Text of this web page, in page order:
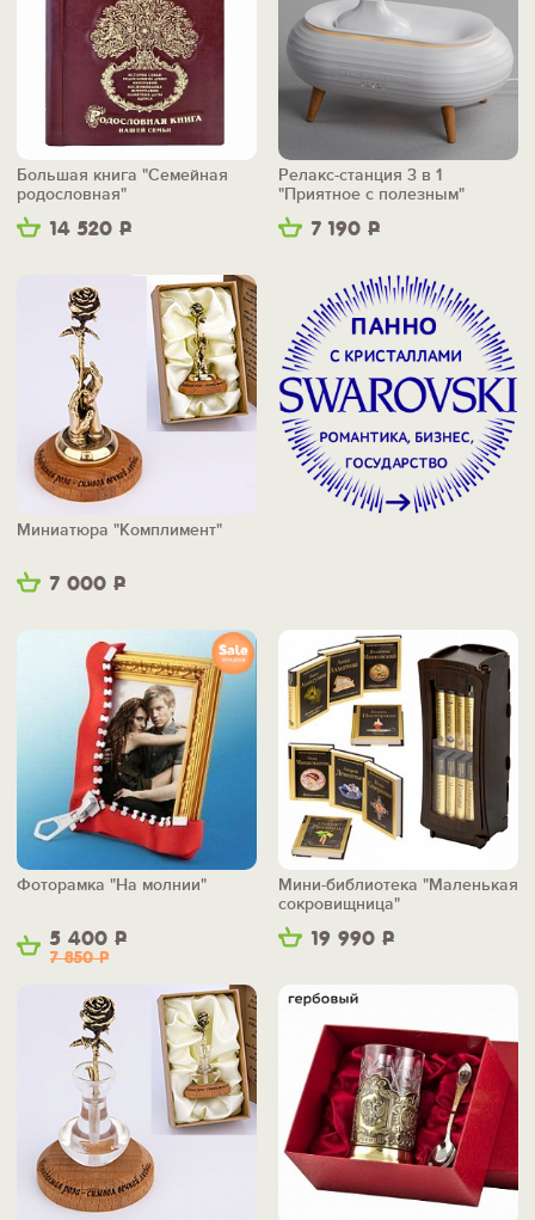
14 520 Р
Большая книга "Семейная
родословная"
7 190 Р
Релакс-станция 3 в 1
"Приятное с полезным"
7 000 Р
Миниатюра "Комплимент"
5 400 Р
7 850Р
Фоторамка "На молнии"
19 990 Р
Мини-библиотека "Маленькая
сокровищница"